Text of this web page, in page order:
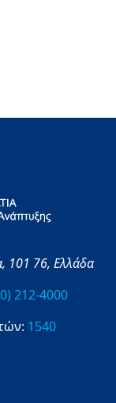
101 76, Ελλάδα
212-4000
1540